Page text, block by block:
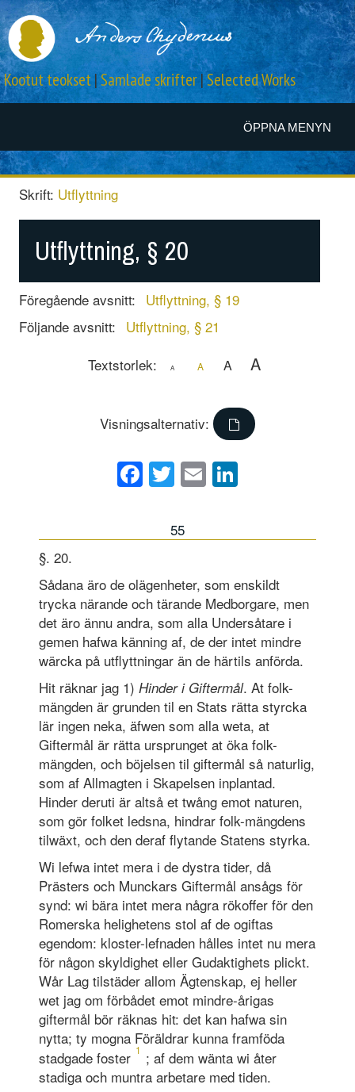
ÖPPNA MENYN
Kootut teokset|Samlade skrifter|Selected Works
Skrift: Utflyttning
Utflyttning, § 20
Föregående avsnitt: Utflyttning, § 19
Följande avsnitt: Utflyttning, § 21
Textstorlek:
A A A A
Visningsalternativ:
Facebook
Twitter
Email
55
§. 20.
Sådana äro de olägenheter, som enskildt
trycka närande och tärande Medborgare, men
det äro ännu andra, som alla Undersåtare i
gemen hafwa känning af, de der intet mindre
wärcka på utflyttningar än de härtils anförda.
Hit räknar jag 1) Hinder i Giftermål. At folk-
mängden är grunden til en Stats rätta styrcka
lär ingen neka, äfwen som alla weta, at
Giftermål är rätta ursprunget at öka folk-
mängden, och böjelsen til giftermål så naturlig,
som af Allmagten i Skapelsen inplantad.
Hinder deruti är altså et twång emot naturen,
som gör folket ledsna, hindrar folk-mängdens
tilwäxt, och den deraf flytande Statens styrka.
Wi lefwa intet mera i de dystra tider, då
Prästers och Munckars Giftermål ansågs för
synd: wi bära intet mera några rökoffer för den
Romerska helighetens stol af de ogiftas
egendom: kloster-lefnaden hålles intet nu mera
för någon skyldighet eller Gudaktighets plickt.
Wår Lag tilstäder allom Ägtenskap, ej heller
wet jag om förbådet emot mindre-årigas
giftermål bör räknas hit: det kan hafwa sin
nytta; ty mogna Föräldrar kunna framföda
stadgade foster 1 ; af dem wänta wi åter
stadiga och muntra arbetare med tiden.